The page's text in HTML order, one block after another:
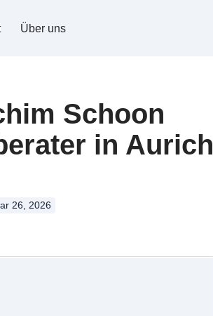
Über uns
Schoon
in Aurich
26, 2026